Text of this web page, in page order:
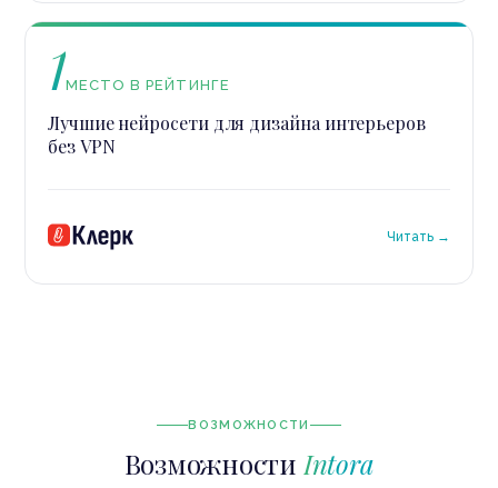
1МЕСТО В РЕЙТИНГЕ
Лучшие нейросети для дизайна интерьеров
без VPN
Читать →
ВОЗМОЖНОСТИ
Возможности Intora